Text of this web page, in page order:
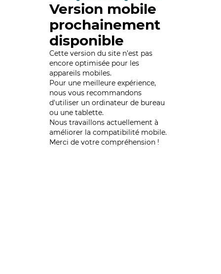
Version mobile
prochainement
disponible
Cette version du site n’est pas
encore optimisée pour les
appareils mobiles.
Pour une meilleure expérience,
nous vous recommandons
d'utiliser un ordinateur de bureau
ou une tablette.
Nous travaillons actuellement à
améliorer la compatibilité mobile.
Merci de votre compréhension !